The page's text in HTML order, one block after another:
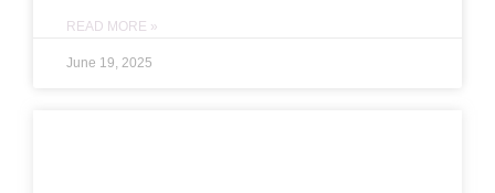
READ MORE »
June 19, 2025